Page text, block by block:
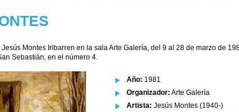
Montes Iribarren en la sala Arte Galería, del 9 al 28 de marzo de
Sebastián, en el número 4.
Año: 1981
Organizador: Arte Galería
Artista: Jesús Montes (1940-)